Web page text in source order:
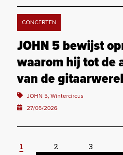
CONCERTEN
JOHN 5 bewijst
waarom hij tot de
van de
JOHN 5, Wintercircus
27/05/2026
1 2 3